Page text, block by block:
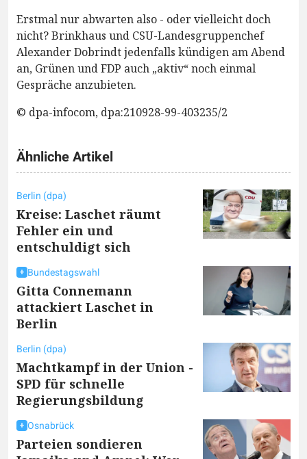
Erstmal nur abwarten also - oder vielleicht doch
nicht? Brinkhaus und CSU-Landesgruppenchef
Alexander Dobrindt jedenfalls kündigen am Abend
an, Grünen und FDP auch „aktiv“ noch einmal
Gespräche anzubieten.
© dpa-infocom, dpa:210928-99-403235/2
Ähnliche Artikel
Berlin (dpa)
Kreise: Laschet räumt
Fehler ein und
entschuldigt sich
Bundestagswahl
Gitta Connemann
attackiert Laschet in
Berlin
Berlin (dpa)
Machtkampf in der Union -
SPD für schnelle
Regierungsbildung
Osnabrück
Parteien sondieren